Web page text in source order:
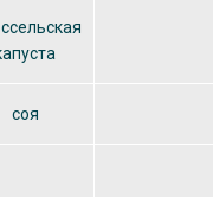
соя